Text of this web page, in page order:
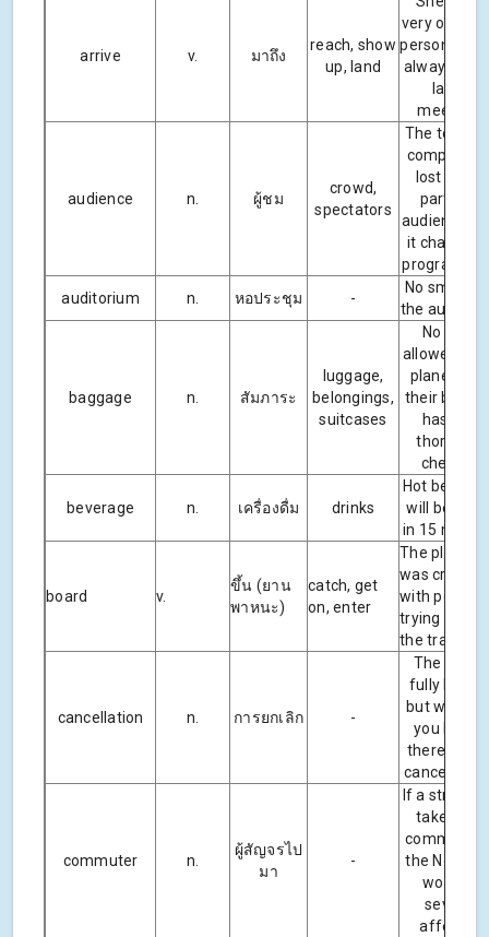
arrive v. มาถึง
reach, show
up, land
very
person and
always
late at
audience n. ผู้ชม
crowd,
spectators
The
company
lost a
part of its
audience
it changed
auditorium
n. หอประชุม -
No
the
baggage n. สัมภาระ
luggage,
belongings,
suitcases
No one is
allowed on
plane
their
has been
checked.
beverage n. เครื่องดื่ม drinks
Hot
will be
in 15
board v.
ขึ้น (ยาน
พาหนะ)
catch, get
on, enter
The
was
with people
trying to
the train.
cancellation n. การยกเลิก -
The hotel
fully
but we will
you know
there are
commuter n.
ผู้สัญจรไป
มา
-
If a strike
take
the
would be
severely
affected.